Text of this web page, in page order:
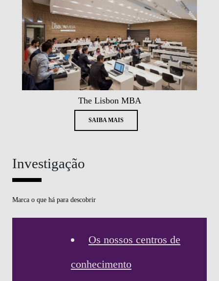
The Lisbon MBA
SAIBA MAIS
Investigação
Marca o que há para descobrir
Os nossos centros de
conhecimento